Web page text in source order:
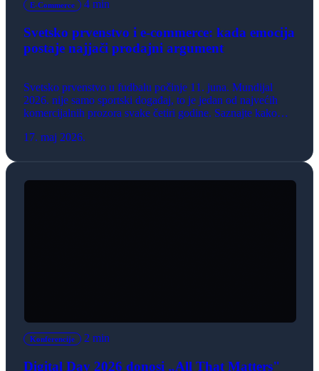
E-Commerce 4 min
Svetsko prvenstvo i e-commerce: kada emocija
postaje najjači prodajni argument
Svetsko prvenstvo u fudbalu počinje 11. juna. Mundijal
2026. nije samo sportski događaj, to je jedan od najvećih
komercijalnih prozora svake četiri godine. Saznajte kako
iskoristi emotivni ritam takmičenja i poveća prodaju.
17. maj 2026.
Konferencije 2 min
Digital Day 2026 donosi „All That Matters"